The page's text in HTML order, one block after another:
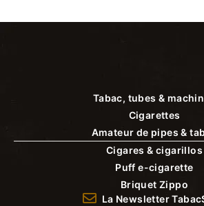
Tabac, tubes &
Cigarettes
Amateur de pipes &
Cigares & cigarillos
Puff e-cigarette
Briquet Zippo
La Newsletter